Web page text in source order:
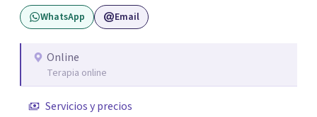
WhatsApp Email
Online
Terapia online
Servicios y precios